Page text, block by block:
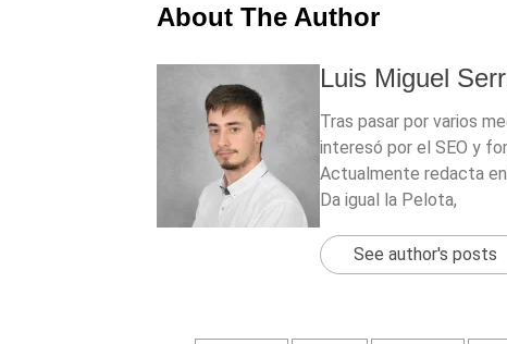
About The Author
Luis Miguel
Tras pasar por varios
interesó por el SEO y
Actualmente redacta
Da igual la Pelota,
See author's posts